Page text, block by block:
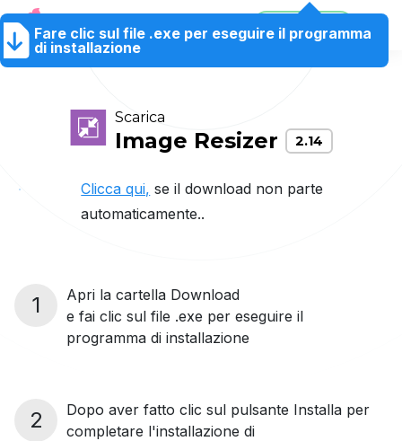
80% Saldi
Produzione NegozioAiuto 80% Saldi IT
Scarica
Image Resizer 2.14
Clicca qui, se il download non parte
automaticamente..
1
Apri la cartella Download
e fai clic sul file .exe per eseguire il
programma di installazione
2
Dopo aver fatto clic sul pulsante Installa per
completare l'installazione di
Fare clic sul file .exe per eseguire il programma
di installazione